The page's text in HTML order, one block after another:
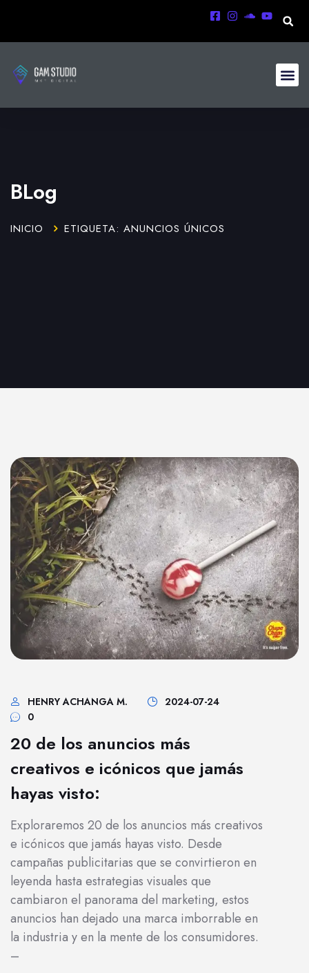
BLog
INICIO ETIQUETA: ANUNCIOS ÚNICOS
HENRY ACHANGA M.
2024-07-24
0
20 de los anuncios más
creativos e icónicos que jamás
hayas visto:
Exploraremos 20 de los anuncios más creativos
e icónicos que jamás hayas visto. Desde
campañas publicitarias que se convirtieron en
leyenda hasta estrategias visuales que
cambiaron el panorama del marketing, estos
anuncios han dejado una marca imborrable en
la industria y en la mente de los consumidores.
–